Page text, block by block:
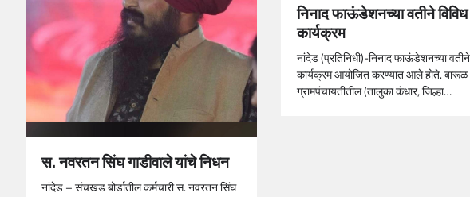
स. नवरतन सिंघ गाडीवाले यांचे निधन
नांदेड – संचखड बोर्डातील कर्मचारी स. नवरतन सिंघ
निनाद फाऊंडेशनच्या वतीने विविध
कार्यक्रम
नांदेड (प्रतिनिधी)-निनाद फाऊंडेशनच्या
कार्यक्रम आयोजित करण्यात आले होते. बारूळ
ग्रामपंचायतीतील (तालुका कंधार, जिल्हा…